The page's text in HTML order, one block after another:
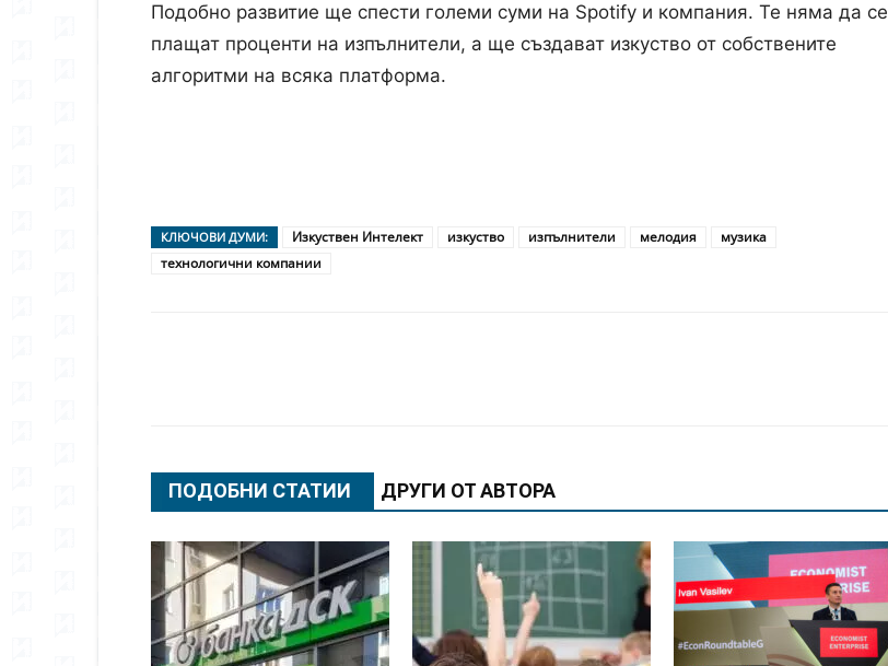
Подобно развитие ще спести големи суми на Spotify и компания. Те няма да се
плащат проценти на изпълнители, а ще създават изкуство от собствените
алгоритми на всяка платформа.
КЛЮЧОВИ ДУМИ: Изкуствен Интелект изкуство изпълнители мелодия
музика
технологични компании
ПОДОБНИ СТАТИИ ДРУГИ ОТ АВТОРА